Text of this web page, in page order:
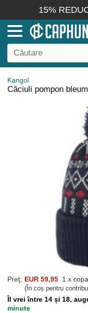
15%
Kangol
Căciuli pompon
Preţ: EUR 59,95 1 x
(În coș pentru
Îl vrei între 14 și 18,
minute